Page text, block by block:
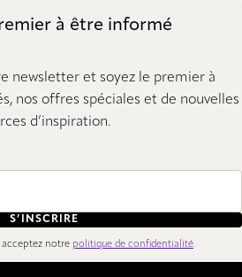
à être informé
newsletter et soyez le premier à
nos offres spéciales et de nouvelles
d’inspiration.
S’INSCRIRE
acceptez notre politique de confidentialité.